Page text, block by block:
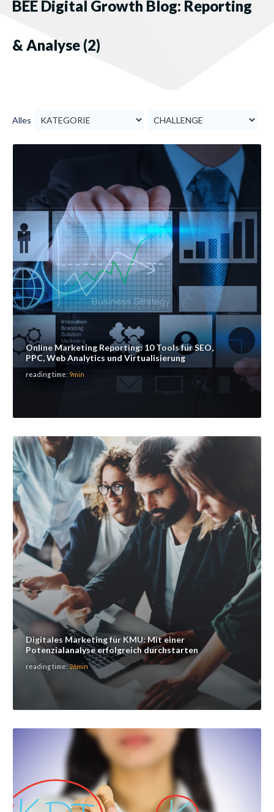
BEE Digital Growth Blog: Reporting
& Analyse (2)
Alles
Online Marketing Reporting: 10 Tools für SEO,
PPC, Web Analytics und Virtualisierung
reading time: 9min
Digitales Marketing für KMU: Mit einer
Potenzialanalyse erfolgreich durchstarten
reading time:26min